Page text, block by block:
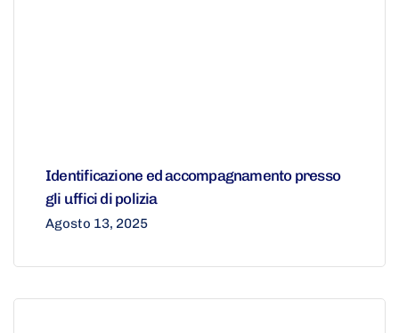
Identificazione ed accompagnamento presso
gli uffici di polizia
Agosto 13, 2025